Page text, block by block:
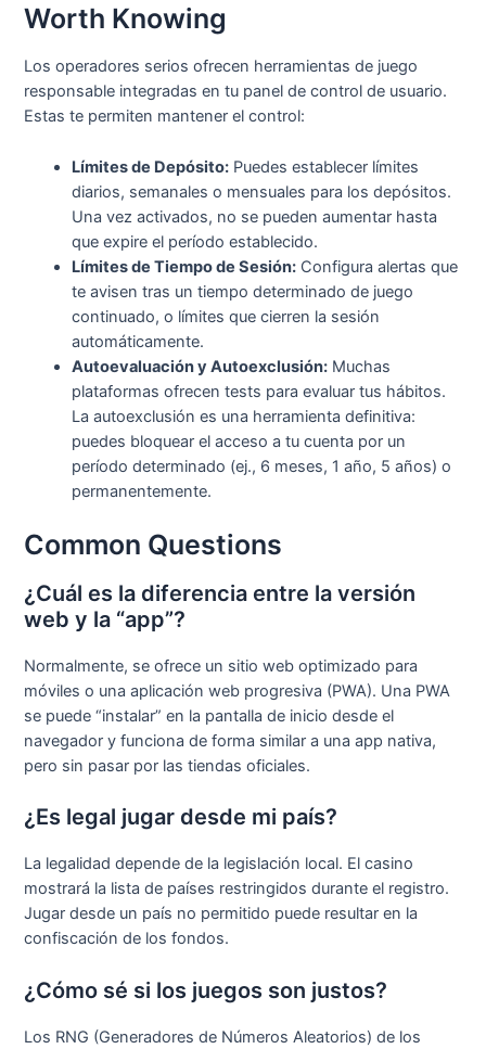
Worth Knowing
Los operadores serios ofrecen herramientas de juego
responsable integradas en tu panel de control de usuario.
Estas te permiten mantener el control:
Límites de Depósito: Puedes establecer límites
diarios, semanales o mensuales para los depósitos.
Una vez activados, no se pueden aumentar hasta
que expire el período establecido.
Límites de Tiempo de Sesión: Configura alertas que
te avisen tras un tiempo determinado de juego
continuado, o límites que cierren la sesión
automáticamente.
Autoevaluación y Autoexclusión: Muchas
plataformas ofrecen tests para evaluar tus hábitos.
La autoexclusión es una herramienta definitiva:
puedes bloquear el acceso a tu cuenta por un
período determinado (ej., 6 meses, 1 año, 5 años) o
permanentemente.
Common Questions
¿Cuál es la diferencia entre la versión
web y la “app”?
Normalmente, se ofrece un sitio web optimizado para
móviles o una aplicación web progresiva (PWA). Una PWA
se puede “instalar” en la pantalla de inicio desde el
navegador y funciona de forma similar a una app nativa,
pero sin pasar por las tiendas oficiales.
¿Es legal jugar desde mi país?
La legalidad depende de la legislación local. El casino
mostrará la lista de países restringidos durante el registro.
Jugar desde un país no permitido puede resultar en la
confiscación de los fondos.
¿Cómo sé si los juegos son justos?
Los RNG (Generadores de Números Aleatorios) de los